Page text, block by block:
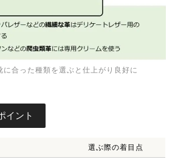
に合った種類を選ぶと仕上がり良好に
イント
選ぶ際の着目点